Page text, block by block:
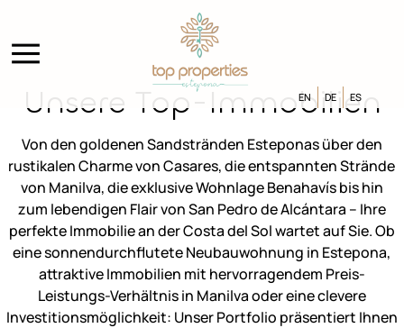
EN DE ES
Unsere Top-Immobilien
Von den goldenen Sandstränden Esteponas über den
rustikalen Charme von Casares, die entspannten Strände
von Manilva, die exklusive Wohnlage Benahavís bis hin
zum lebendigen Flair von San Pedro de Alcántara – Ihre
perfekte Immobilie an der Costa del Sol wartet auf Sie. Ob
eine sonnendurchflutete Neubauwohnung in Estepona,
attraktive Immobilien mit hervorragendem Preis-
Leistungs-Verhältnis in Manilva oder eine clevere
Investitionsmöglichkeit: Unser Portfolio präsentiert Ihnen